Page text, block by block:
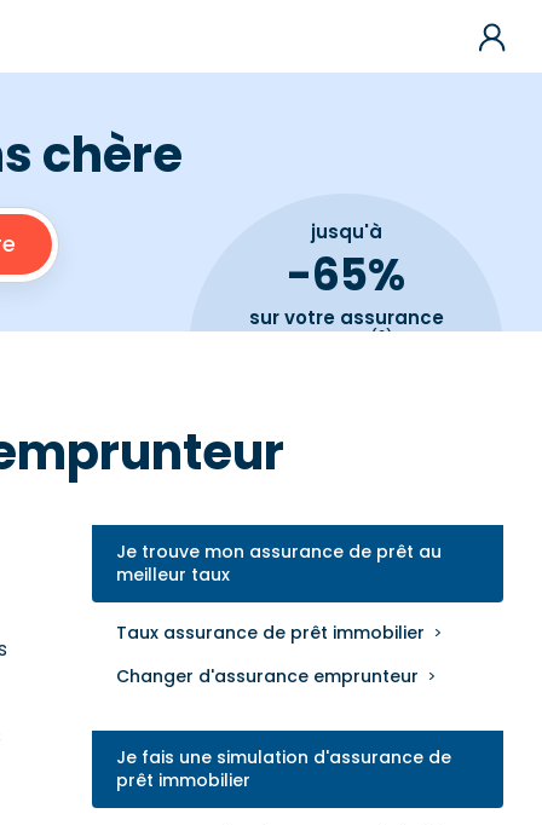
chère
jusqu'à
-65%
sur votre assurance
de prêt(2)
Je trouve mon assurance de prêt au
meilleur taux
Taux assurance de prêt immobilier
Changer d'assurance emprunteur
Je fais une simulation d'assurance de
prêt immobilier